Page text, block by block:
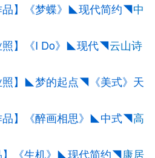
品】《梦蝶》◣现代简约◥中
照】《I Do》◣现代◥云山诗
照】◣梦的起点◥《美式》天
品】《醉画相思》◣中式◥高
】《生机》◣现代简约◥康居